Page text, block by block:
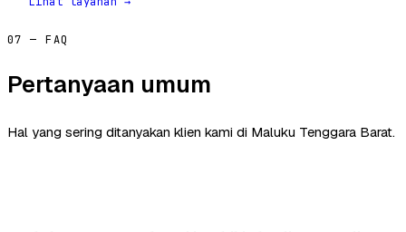
07 — FAQ
Pertanyaan umum
Hal yang sering ditanyakan klien kami di Maluku Tenggara Barat.